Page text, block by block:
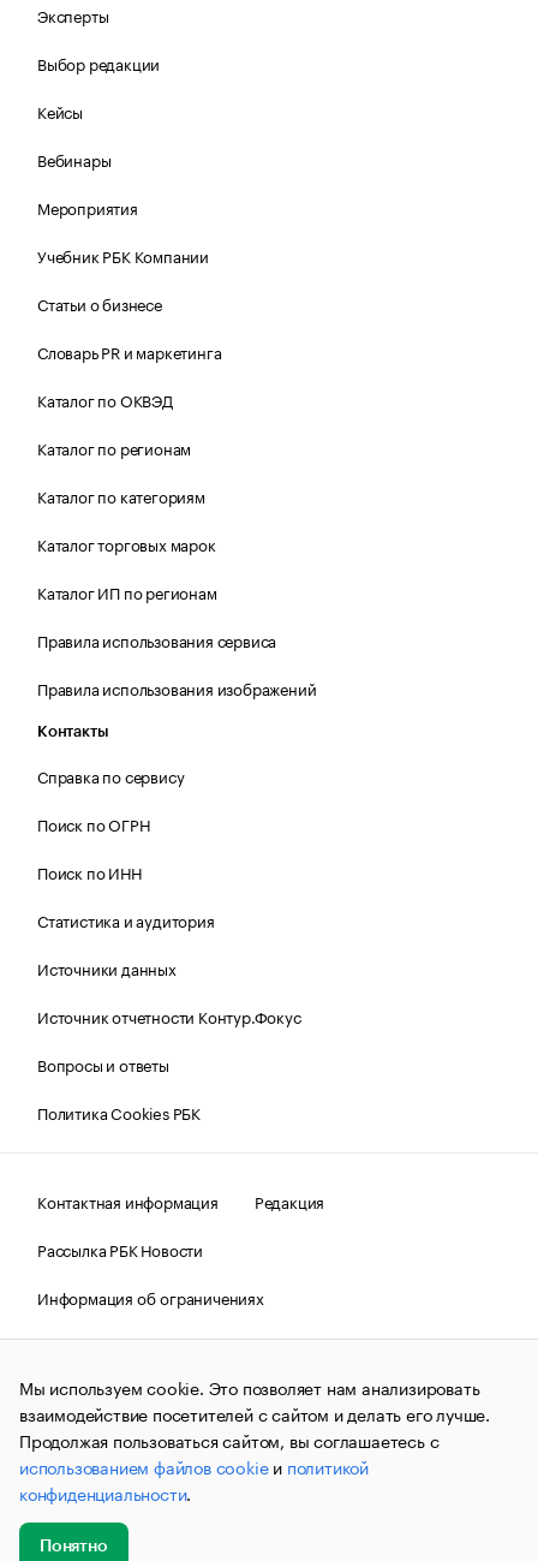
Эксперты
Выбор редакции
Кейсы
Вебинары
Мероприятия
Учебник РБК Компании
Статьи о бизнесе
Словарь PR и маркетинга
Каталог по ОКВЭД
Каталог по регионам
Каталог по категориям
Каталог торговых марок
Каталог ИП по регионам
Правила использования сервиса
Правила использования изображений
Контакты
Справка по сервису
Поиск по ОГРН
Поиск по ИНН
Статистика и аудитория
Источники данных
Источник отчетности Контур.Фокус
Вопросы и ответы
Политика Cookies РБК
Контактная информация
Редакция
Рассылка РБК Новости
Информация об ограничениях
Правовая информация
О соблюдении авторских прав
© АО «РОСБИЗНЕСКОНСАЛТИНГ»,1995–2026.Сообщения
и материалы информационного агентства «РБК»
(зарегистрировано Федеральной службой по надзору в сфере
связи, информационных технологий и массовых
коммуникаций (Роскомнадзор) 09.12.2015 за номером ИА
№ФС77-63848) сопровождаются пометкой «РБК». Отдельные
публикации могут содержать информацию,
не предназначенную для пользователей
до 18 лет.
Мы используем cookie. Это позволяет нам анализировать
взаимодействие посетителей с сайтом и делать его лучше.
Продолжая пользоваться сайтом, вы соглашаетесь с
использованием файлов cookieи политикой
конфиденциальности.
Понятно